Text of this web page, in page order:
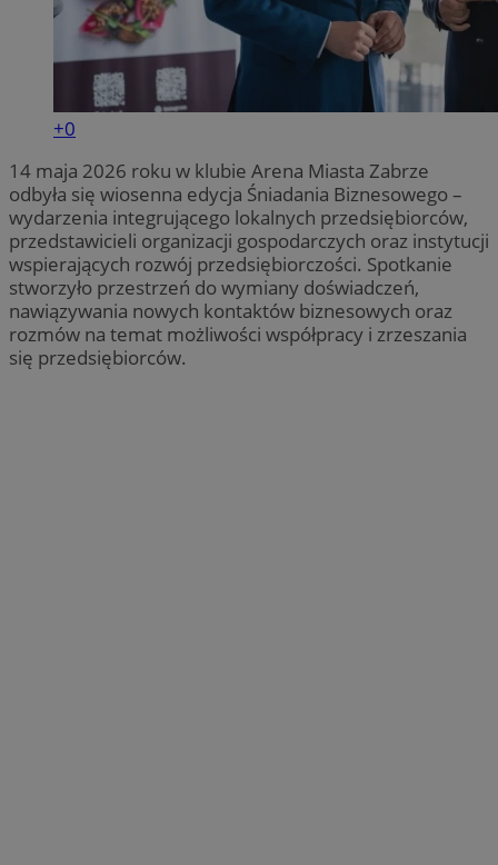
+0
14 maja 2026 roku w klubie Arena Miasta Zabrze
odbyła się wiosenna edycja Śniadania Biznesowego –
wydarzenia integrującego lokalnych przedsiębiorców,
przedstawicieli organizacji gospodarczych oraz instytucji
wspierających rozwój przedsiębiorczości. Spotkanie
stworzyło przestrzeń do wymiany doświadczeń,
nawiązywania nowych kontaktów biznesowych oraz
rozmów na temat możliwości współpracy i zrzeszania
się przedsiębiorców.